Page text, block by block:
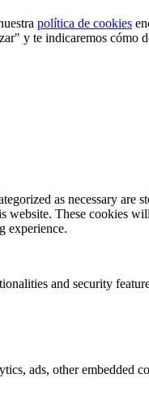
política de cookies
y te indicaremos cómo
as necessary are
website. These cookies
experience.
and security
ads, other embedded